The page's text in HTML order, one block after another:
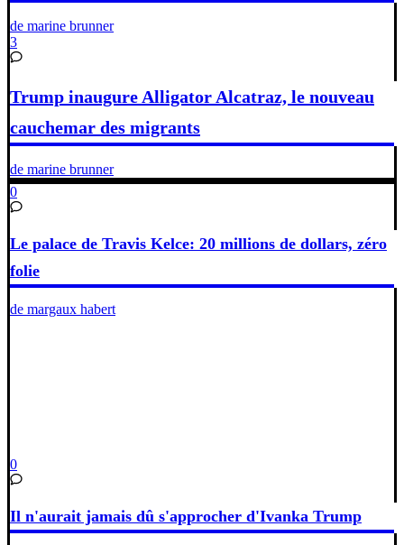
de marine brunner
3
Trump inaugure Alligator Alcatraz, le nouveau
cauchemar des migrants
de marine brunner
0
Le palace de Travis Kelce: 20 millions de dollars, zéro
folie
de margaux habert
0
Il n'aurait jamais dû s'approcher d'Ivanka Trump